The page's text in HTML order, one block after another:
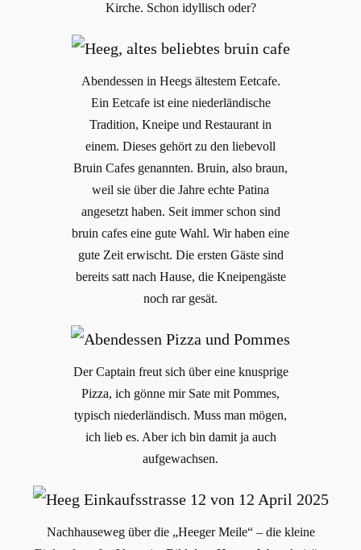
Kirche. Schon idyllisch oder?
Abendessen in Heegs ältestem Eetcafe.
Ein Eetcafe ist eine niederländische
Tradition, Kneipe und Restaurant in
einem. Dieses gehört zu den liebevoll
Bruin Cafes genannten. Bruin, also braun,
weil sie über die Jahre echte Patina
angesetzt haben. Seit immer schon sind
bruin cafes eine gute Wahl. Wir haben eine
gute Zeit erwischt. Die ersten Gäste sind
bereits satt nach Hause, die Kneipengäste
noch rar gesät.
Der Captain freut sich über eine knusprige
Pizza, ich gönne mir Sate mit Pommes,
typisch niederländisch. Muss man mögen,
ich lieb es. Aber ich bin damit ja auch
aufgewachsen.
Nachhauseweg über die „Heeger Meile“ – die kleine